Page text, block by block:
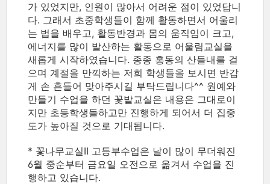
가 있었지만, 인원이 많아서 어려운 점이 있었답니
다. 그래서 초중학생들이 함께 활동하면서 어울리
는 법을 배우고, 활동반경과 몸의 움직임이 크고,
에너지를 많이 발산하는 활동으로 어울림교실을
새롭게 시작하였습니다. 종종 홍동의 산들내를 걸
으며 계절을 만끽하는 저희 학생들을 보시면 반갑
게 손 흔들어 맞아주시길 부탁드립니다^^ 원예와
만들기 수업을 하던 꽃밭교실은 내용은 그대로이
지만 초등학생들하고만 진행하게 되어서 더 집중
도가 높아질 것으로 기대됩니다.
* 꽃나무교실II 고등부수업은 날이 많이 무더워진
6월 중순부터 금요일 오전으로 옮겨서 수업을 진
행하고 있습니다.